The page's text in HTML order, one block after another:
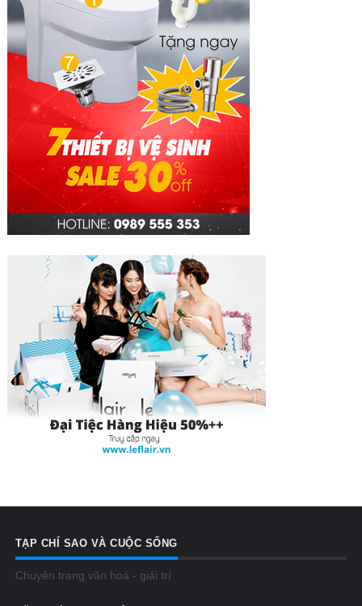
TẠP CHÍ SAO VÀ CUỘC SỐNG
Chuyên trang văn hoá - giải trí